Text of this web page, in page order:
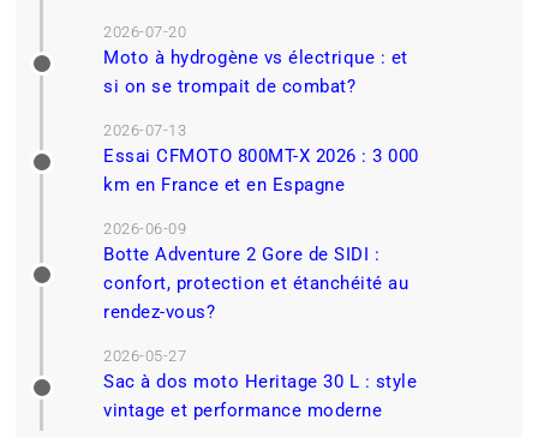
2026-07-20
Moto à hydrogène vs électrique : et
si on se trompait de combat?
2026-07-13
Essai CFMOTO 800MT-X 2026 : 3 000
km en France et en Espagne
2026-06-09
Botte Adventure 2 Gore de SIDI :
confort, protection et étanchéité au
rendez-vous?
2026-05-27
Sac à dos moto Heritage 30 L : style
vintage et performance moderne